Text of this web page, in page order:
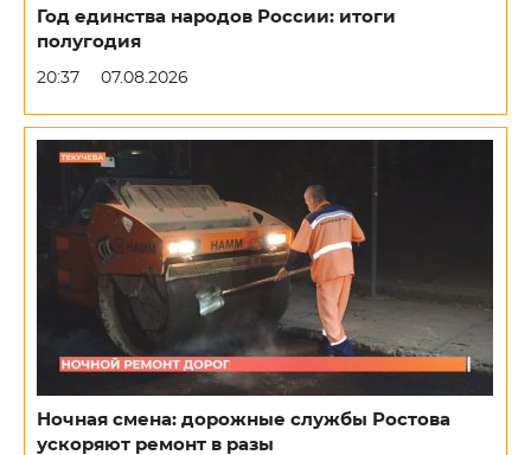
Год единства народов России: итоги
полугодия
20:37 07.08.2026
Ночная смена: дорожные службы Ростова
ускоряют ремонт в разы